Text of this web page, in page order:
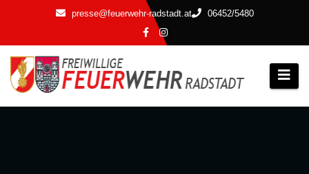
springen
presse@feuerwehr-radstadt.at 06452/5480